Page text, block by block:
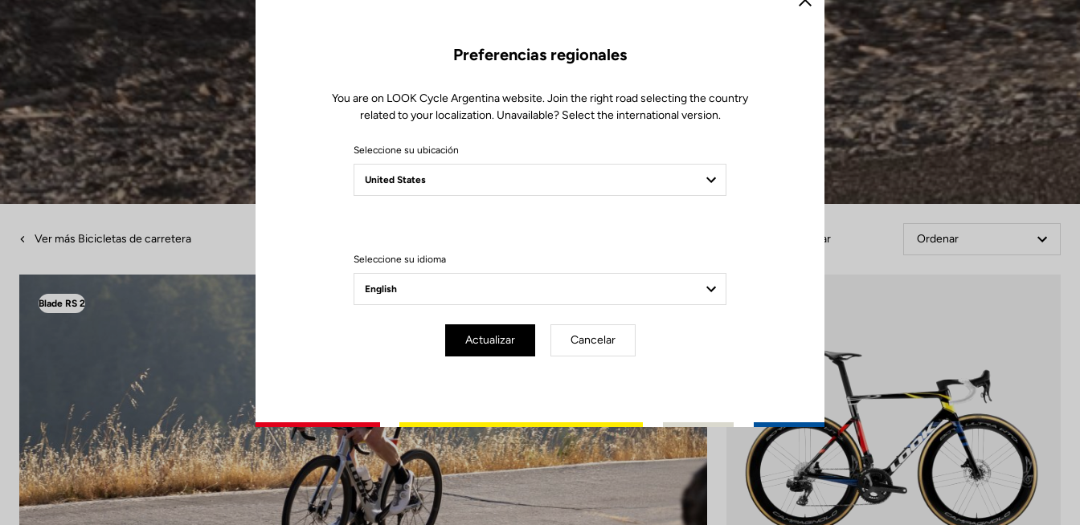
Ver más Bicicletas de carretera Filtrar Ordenar
Blade RS 2
Cerrar
Preferencias regionales
You are on LOOK Cycle Argentina website. Join the right road selecting the country
related to your localization. Unavailable? Select the international version.
Seleccione su ubicación
Seleccione su idioma
Actualizar Cancelar